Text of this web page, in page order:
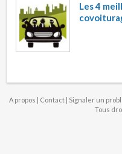
Les 4
A propos | Contact | Signaler un
Tous